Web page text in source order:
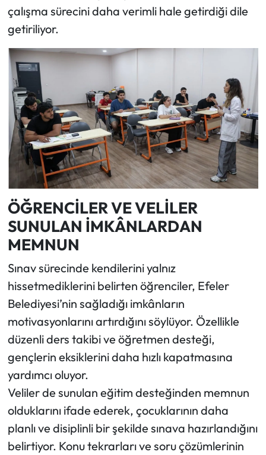
çalışma sürecini daha verimli hale getirdiği dile
getiriliyor.
ÖĞRENCİLER VE VELİLER
SUNULAN İMKÂNLARDAN
MEMNUN
Sınav sürecinde kendilerini yalnız
hissetmediklerini belirten öğrenciler, Efeler
Belediyesi’nin sağladığı imkânların
motivasyonlarını artırdığını söylüyor. Özellikle
düzenli ders takibi ve öğretmen desteği,
gençlerin eksiklerini daha hızlı kapatmasına
yardımcı oluyor.
Veliler de sunulan eğitim desteğinden memnun
olduklarını ifade ederek, çocuklarının daha
planlı ve disiplinli bir şekilde sınava hazırlandığını
belirtiyor. Konu tekrarları ve soru çözümlerinin